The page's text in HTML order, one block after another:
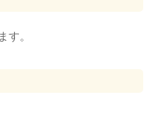
す。